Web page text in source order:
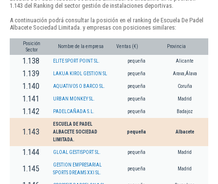
1.143 del Ranking del sector gestión de instalaciones deportivas.
A continuación podrá consultar la posición en el ranking de Escuela De Padel
Albacete Sociedad Limitada. y empresas con posiciones similares:
Posición
Sector
Nombre de la empresa Ventas (€) Provincia
1.138 ELITE SPORT POINT SL. pequeña Alicante
1.139 LAKUA KIROL GESTION SL pequeña Arava,Álava
1.140 AQUATIVOS O BARCO SL. pequeña Coruña
1.141 URBAN MONKEY SL. pequeña Madrid
1.142 PADELCAÑADA S.L. pequeña Badajoz
1.143
ESCUELA DE PADEL
ALBACETE SOCIEDAD
LIMITADA.
pequeña Albacete
1.144 GLOAL GESTISPORT SL. pequeña Madrid
1.145
GESTION EMPRESARIAL
SPORTS DREAMS XXI SL.
pequeña Madrid